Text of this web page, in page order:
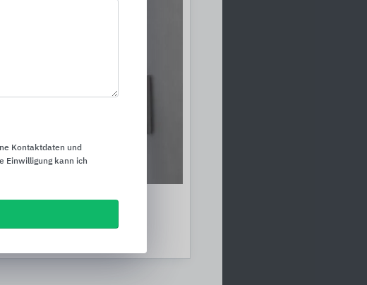
KNX
Kontaktdaten und
Einwilligung kann ich